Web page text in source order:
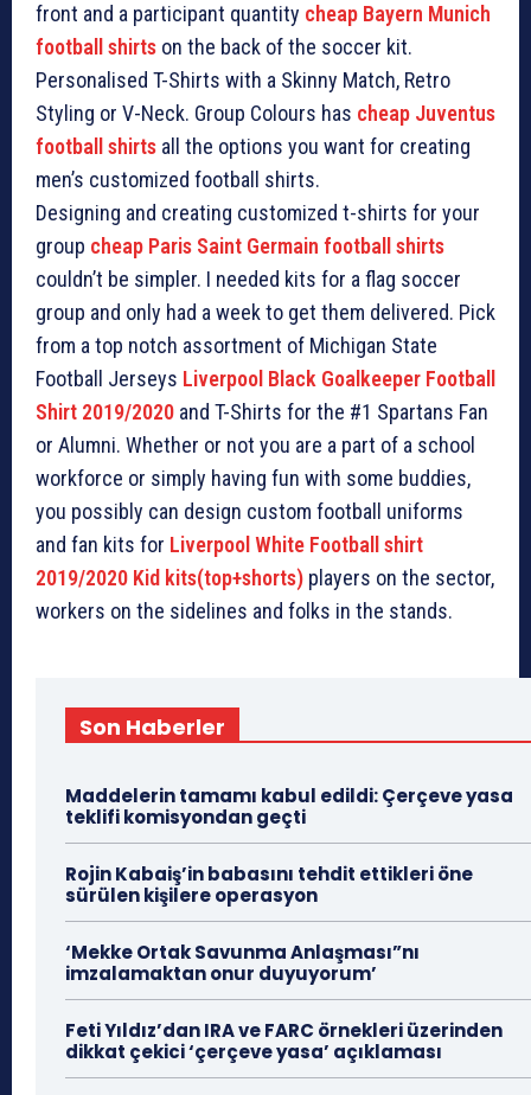
front and a participant quantity cheap Bayern Munich
football shirts on the back of the soccer kit.
Personalised T-Shirts with a Skinny Match, Retro
Styling or V-Neck. Group Colours has cheap Juventus
football shirts all the options you want for creating
men’s customized football shirts.
Designing and creating customized t-shirts for your
group cheap Paris Saint Germain football shirts
couldn’t be simpler. I needed kits for a flag soccer
group and only had a week to get them delivered. Pick
from a top notch assortment of Michigan State
Football Jerseys Liverpool Black Goalkeeper Football
Shirt 2019/2020 and T-Shirts for the #1 Spartans Fan
or Alumni. Whether or not you are a part of a school
workforce or simply having fun with some buddies,
you possibly can design custom football uniforms
and fan kits for Liverpool White Football shirt
2019/2020 Kid kits(top+shorts) players on the sector,
workers on the sidelines and folks in the stands.
Son Haberler
Maddelerin tamamı kabul edildi: Çerçeve yasa
teklifi komisyondan geçti
Rojin Kabaiş’in babasını tehdit ettikleri öne
sürülen kişilere operasyon
‘Mekke Ortak Savunma Anlaşması”nı
imzalamaktan onur duyuyorum’
Feti Yıldız’dan IRA ve FARC örnekleri üzerinden
dikkat çekici ‘çerçeve yasa’ açıklaması